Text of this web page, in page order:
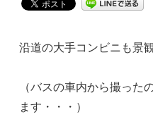
沿道の大手コンビニも景
（バスの車内から撮った
ます・・・）